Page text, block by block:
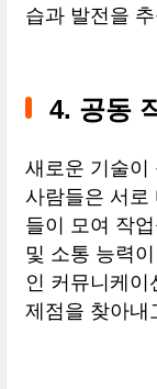
습과 발전을
4. 공동
새로운 기술이
사람들은 서로
들이 모여 작
및 소통 능력
인 커뮤니케이
제점을 찾아내